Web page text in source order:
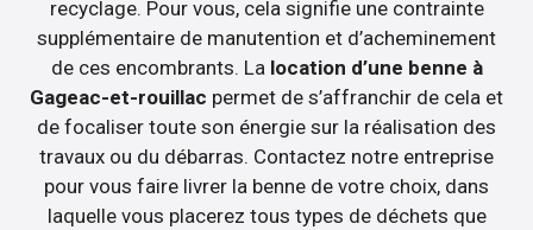
recyclage. Pour vous, cela signifie une contrainte
supplémentaire de manutention et d’acheminement
de ces encombrants. La location d’une benne à
Gageac-et-rouillac permet de s’affranchir de cela et
de focaliser toute son énergie sur la réalisation des
travaux ou du débarras. Contactez notre entreprise
pour vous faire livrer la benne de votre choix, dans
laquelle vous placerez tous types de déchets que